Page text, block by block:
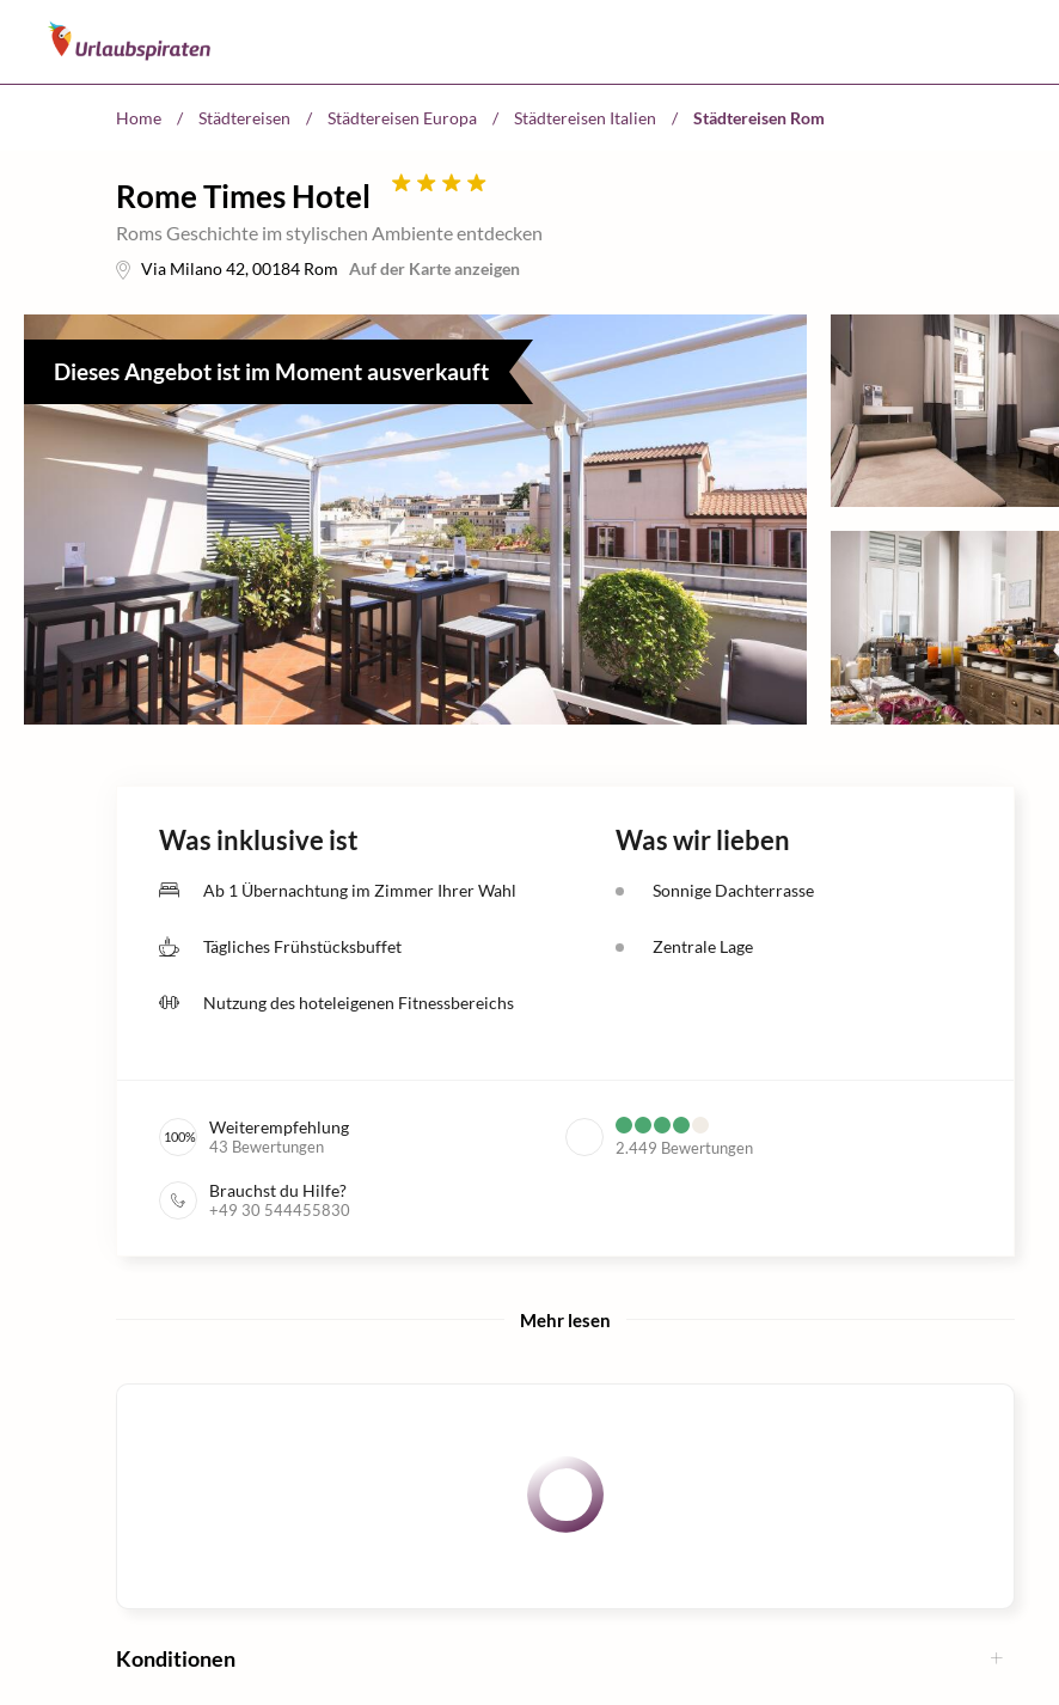
Home / Städtereisen / Städtereisen Europa / Städtereisen Italien / Städtereisen Rom
Rome Times Hotel
Roms Geschichte im stylischen Ambiente entdecken
Via Milano 42,00184 Rom Auf der Karte anzeigen
Dieses Angebot ist im Moment ausverkauft
Was inklusive ist
Ab 1 Übernachtung im Zimmer Ihrer Wahl
Tägliches Frühstücksbuffet
Nutzung des hoteleigenen Fitnessbereichs
Was wir lieben
Sonnige Dachterrasse
Zentrale Lage
100% Weiterempfehlung
43 Bewertungen 2.449 Bewertungen
Brauchst du Hilfe?
+49 30 544455830
Mehr lesen
Konditionen